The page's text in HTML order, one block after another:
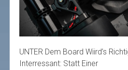
UNTER Dem Board Wiird’s
Interressant: Statt Einer